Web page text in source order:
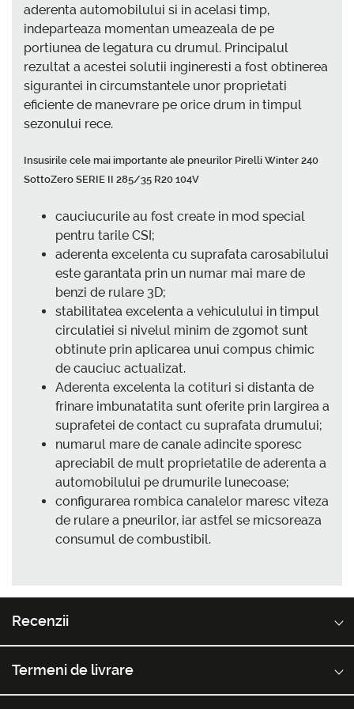
aderenta automobilului si in acelasi timp,
indeparteaza momentan umeazeala de pe
portiunea de legatura cu drumul. Principalul
rezultat a acestei solutii ingineresti a fost obtinerea
sigurantei in circumstantele unor proprietati
eficiente de manevrare pe orice drum in timpul
sezonului rece.
Insusirile cele mai importante ale pneurilor Pirelli Winter 240
SottoZero SERIE II 285/35 R20 104V
cauciucurile au fost create in mod special
pentru tarile CSI;
aderenta excelenta cu suprafata carosabilului
este garantata prin un numar mai mare de
benzi de rulare 3D;
stabilitatea excelenta a vehiculului in timpul
circulatiei si nivelul minim de zgomot sunt
obtinute prin aplicarea unui compus chimic
de cauciuc actualizat.
Aderenta excelenta la cotituri si distanta de
frinare imbunatatita sunt oferite prin largirea a
suprafetei de contact cu suprafata drumului;
numarul mare de canale adincite sporesc
apreciabil de mult proprietatile de aderenta a
automobilului pe drumurile lunecoase;
configurarea rombica canalelor maresc viteza
de rulare a pneurilor, iar astfel se micsoreaza
consumul de combustibil.
Recenzii
Termeni de livrare